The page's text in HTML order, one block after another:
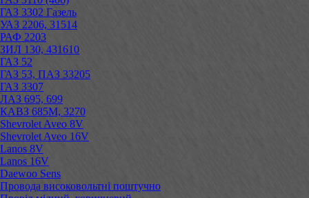
ГАЗ 3302 Газель
УАЗ 2206, 31514
РАФ 2203
ЗИЛ 130, 431610
ГАЗ 52
ГАЗ 53, ПАЗ 33205
ГАЗ 3307
ЛАЗ 695, 699
КАВЗ 685М, 3270
Shevrolet Aveo 8V
Shevrolet Aveo 16V
Lanos 8V
Lanos 16V
Daewoo Sens
Провода високовольтні поштучно